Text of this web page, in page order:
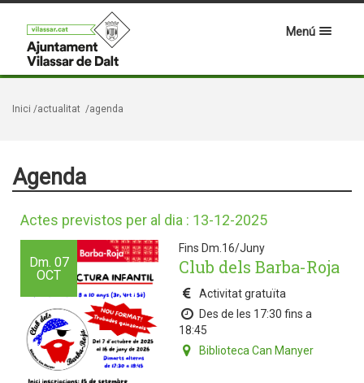
Menú
Inici /actualitat /agenda
Agenda
Actes previstos per al dia : 13-12-2025
Dm. 07
OCT
Fins Dm.16/Juny
Club dels Barba-Roja
Activitat gratuïta
Des de les 17:30 fins a
18:45
Biblioteca Can Manyer